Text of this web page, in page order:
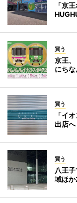
「京
買う
京王
にち
買う
「イ
出店へ
買う
八王
域ほ